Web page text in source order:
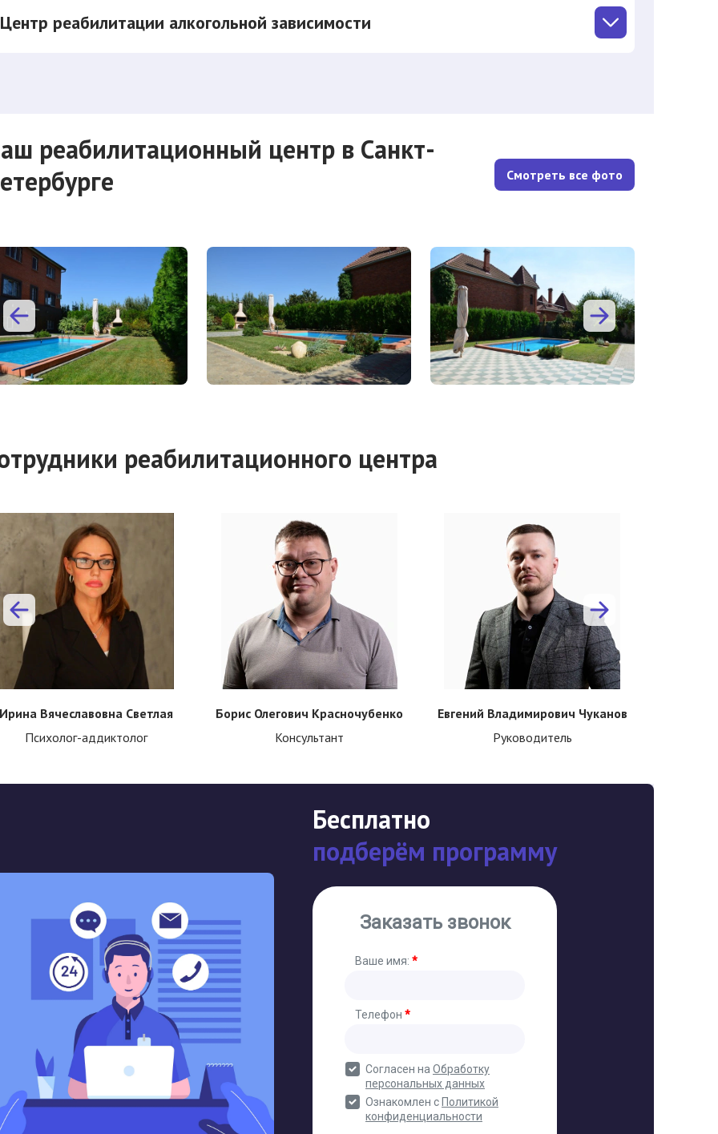
Центр реабилитации алкогольной зависимости
реабилитационный центр в Санкт-
Смотреть все фото
реабилитационного центра
Вячеславовна Светлая
Психолог-аддиктолог
Борис Олегович Красночубенко
Консультант
Евгений Владимирович Чуканов
Руководитель
Бесплатно
подберём программу